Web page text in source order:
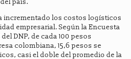
incrementado los costos logísticos
empresarial. Según la Encuesta
DNP, de cada 100 pesos
colombiana, 15,6 pesos se
casi el doble del promedio de la